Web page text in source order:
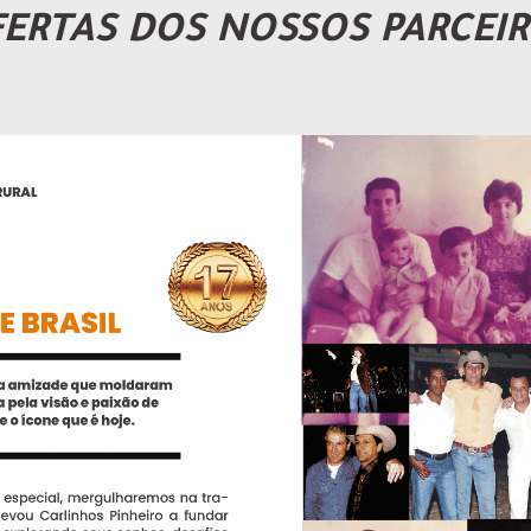
DOS NOSSOS